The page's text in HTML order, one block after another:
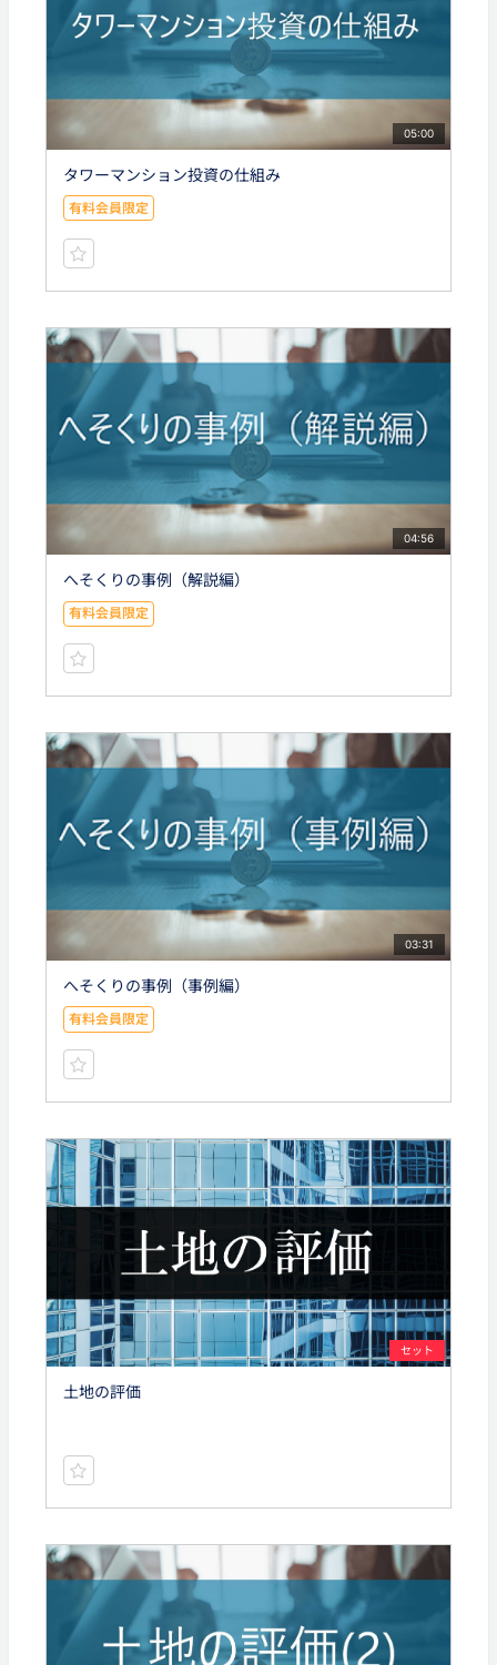
05:00
タワーマンション投資の仕組み
有料会員限定
04:56
へそくりの事例（解説編）
有料会員限定
03:31
へそくりの事例（事例編）
有料会員限定
セット
土地の評価